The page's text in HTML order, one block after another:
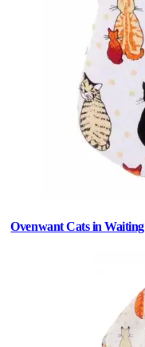
Ovenwant Cats in Waiting